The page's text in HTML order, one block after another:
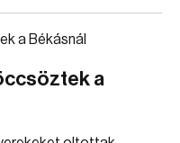
a